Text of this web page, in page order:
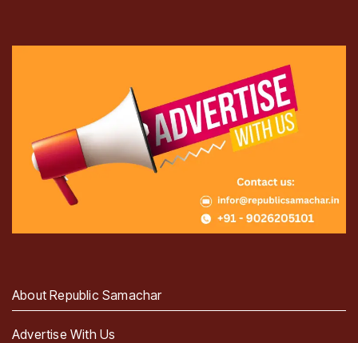
About Republic Samachar
Advertise With Us